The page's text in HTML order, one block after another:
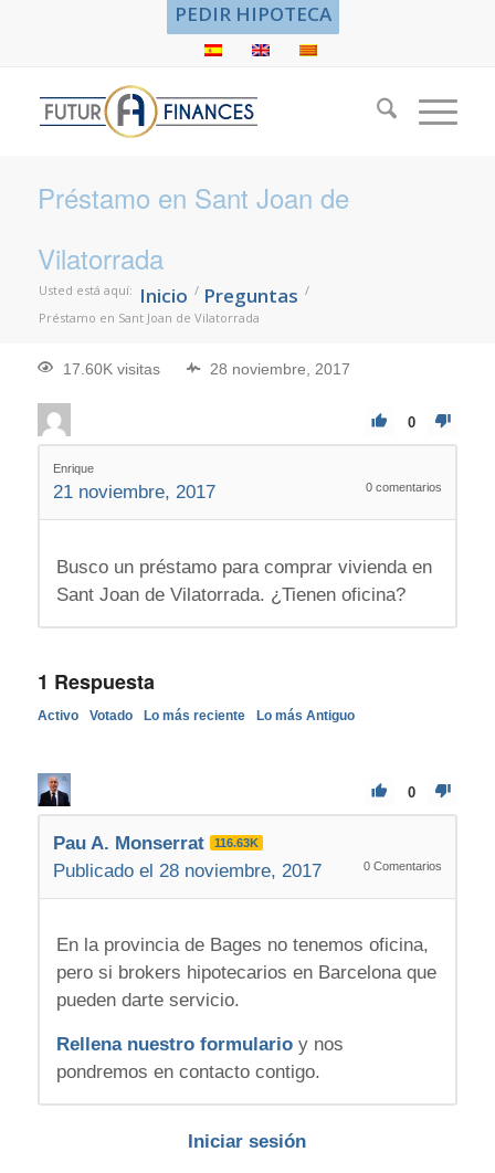
PEDIR HIPOTECA
Préstamo en Sant Joan de
Vilatorrada
Usted está aquí: Inicio / Preguntas /
Préstamo en Sant Joan de Vilatorrada
17.60K visitas 28 noviembre, 2017
0
Enrique
21 noviembre, 2017 0 comentarios
Busco un préstamo para comprar vivienda en
Sant Joan de Vilatorrada. ¿Tienen oficina?
1 Respuesta
Activo Votado Lo más reciente Lo más Antiguo
0
Pau A. Monserrat 116.63K
Publicado el 28 noviembre, 2017 0 Comentarios
En la provincia de Bages no tenemos oficina,
pero si brokers hipotecarios en Barcelona que
pueden darte servicio.
Rellena nuestro formularioy nos
pondremos en contacto contigo.
Iniciar sesión